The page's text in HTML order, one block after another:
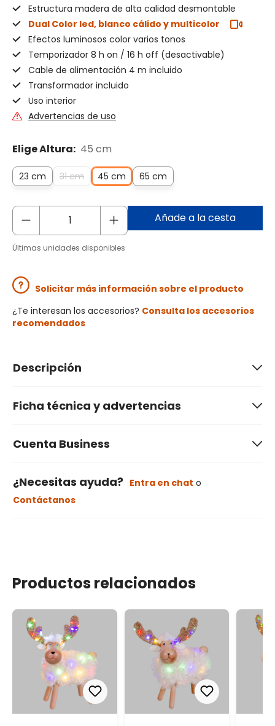
Estructura madera de alta calidad desmontable
Dual Color led, blanco cálido y multicolor
Efectos luminosos color varios tonos
Temporizador 8 h on / 16 h off (desactivable)
Cable de alimentación 4 m incluido
Transformador incluido
Uso interior
Advertencias de uso
Elige Altura: 45 cm
23 cm 31 cm 45 cm 65 cm
Añade a la cesta
Últimas unidades disponibles
Solicitar más información sobre el producto
¿Te interesan los accesorios? Consulta los accesorios
recomendados
Descripción
Ficha técnica y advertencias
Cuenta Business
¿Necesitas ayuda? Entra en chat o
Contáctanos
Productos relacionados